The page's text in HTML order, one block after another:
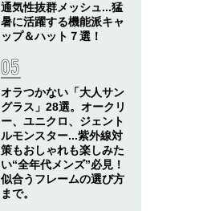
通気性抜群メッシュ...猛
暑に活躍する機能派キャ
ップ＆ハット７選！
オラつかない「大人サン
グラス」28選。オークリ
ー、ユニクロ、ジェント
ルモンスター...紫外線対
策もおしゃれも楽しみた
い“全年代メンズ”必見！
似合うフレームの選び方
まで。